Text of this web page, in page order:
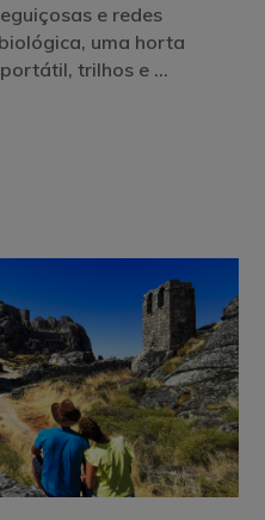
e redes
uma horta
trilhos e